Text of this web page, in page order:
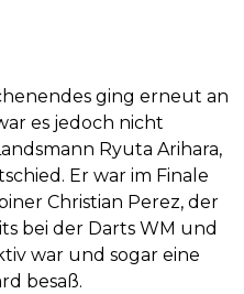
ging erneut an
es jedoch nicht
Ryuta Arihara,
Er war im Finale
Christian Perez, der
bei der Darts WM und
war und sogar eine
besaß.